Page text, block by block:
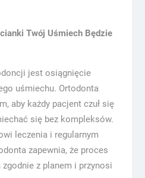
Twój Uśmiech Będzie
jest osiągnięcie
uśmiechu. Ortodonta
aby każdy pacjent czuł się
się bez kompleksów.
leczenia i regularnym
zapewnia, że proces
z planem i przynosi